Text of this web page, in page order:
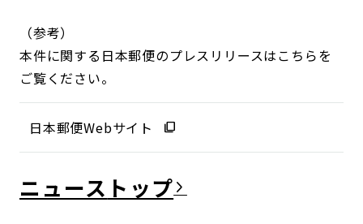
（参考）
本件に関する日本郵便のプレスリリースはこちらを
ご覧ください。
日本郵便Webサイト
ニュース